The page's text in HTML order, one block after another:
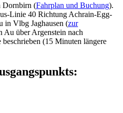
Dornbirn (Fahrplan und Buchung).
Linie 40 Richtung Achrain-Egg-
in Vlbg Jaghausen (zur
Au über Argenstein nach
(15 Minuten längere